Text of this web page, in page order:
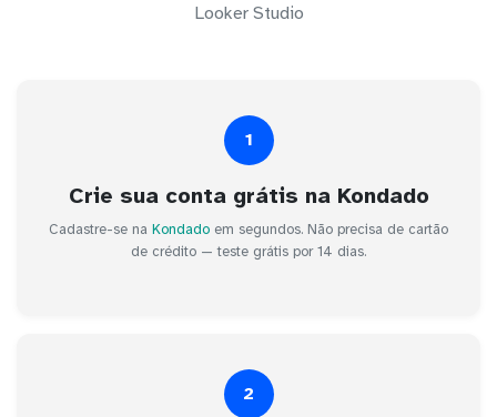
Looker Studio
1
Crie sua conta grátis na Kondado
Cadastre-se na Kondado em segundos. Não precisa de cartão
de crédito — teste grátis por 14 dias.
2